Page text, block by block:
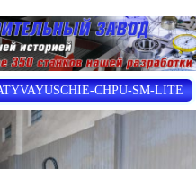
CHPU-SM-LITE